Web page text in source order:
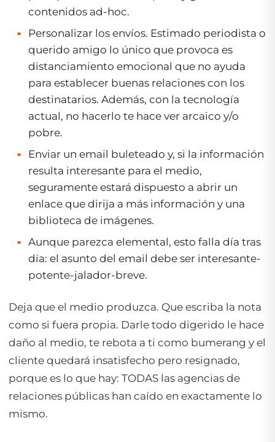
contenidos ad-hoc.
Personalizar los envíos. Estimado periodista o
querido amigo lo único que provoca es
distanciamiento emocional que no ayuda
para establecer buenas relaciones con los
destinatarios. Además, con la tecnología
actual, no hacerlo te hace ver arcaico y/o
pobre.
Enviar un email buleteado y, si la información
resulta interesante para el medio,
seguramente estará dispuesto a abrir un
enlace que dirija a más información y una
biblioteca de imágenes.
Aunque parezca elemental, esto falla día tras
día: el asunto del email debe ser interesante-
potente-jalador-breve.
Deja que el medio produzca. Que escriba la nota
como si fuera propia. Darle todo digerido le hace
daño al medio, te rebota a ti como bumerang y el
cliente quedará insatisfecho pero resignado,
porque es lo que hay: TODAS las agencias de
relaciones públicas han caído en exactamente lo
mismo.